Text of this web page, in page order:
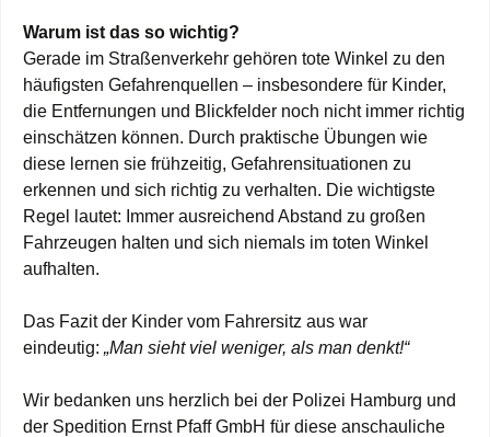
Warum ist das so wichtig?
Gerade im Straßenverkehr gehören tote Winkel zu den
häufigsten Gefahrenquellen – insbesondere für Kinder,
die Entfernungen und Blickfelder noch nicht immer richtig
einschätzen können. Durch praktische Übungen wie
diese lernen sie frühzeitig, Gefahrensituationen zu
erkennen und sich richtig zu verhalten. Die wichtigste
Regel lautet: Immer ausreichend Abstand zu großen
Fahrzeugen halten und sich niemals im toten Winkel
aufhalten.
Das Fazit der Kinder vom Fahrersitz aus war
eindeutig: „Man sieht viel weniger, als man denkt!“
Wir bedanken uns herzlich bei der Polizei Hamburg und
der Spedition Ernst Pfaff GmbH für diese anschauliche